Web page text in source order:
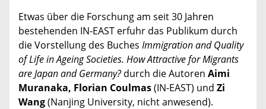
Etwas über die Forschung am seit 30 Jahren
bestehenden IN-EAST erfuhr das Publikum durch
die Vorstellung des Buches Immigration and Quality
of Life in Ageing Societies. How Attractive for Migrants
are Japan and ­Germany?durch die Autoren Aimi
Muranaka, Florian Coulmas(IN-EAST) und Zi
Wang(Nanjing University, nicht anwesend).